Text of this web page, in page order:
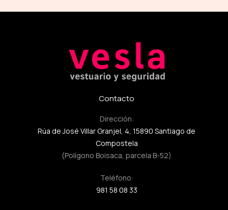
Contacto
Dirección:
Rúa de José Villar Granjel, 4, 15890 Santiago de
Compostela
(Polígono Boisaca, parcela B-52)
Teléfono:
981 58 08 33